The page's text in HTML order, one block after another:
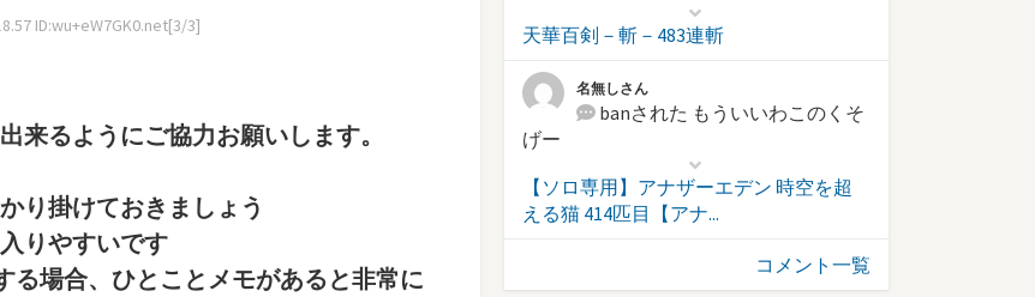
ID:wu+eW7GK0.net[3/3]
来るようにご協力お願いします。
り掛けておきましょう
りやすいです
る場合、ひとことメモがあると非常に
天華百剣－斬－483連斬
名無しさん
banされた もういいわこのくそ
げー
【ソロ専用】アナザーエデン 時空を超
える猫 414匹目【アナ...
コメント一覧